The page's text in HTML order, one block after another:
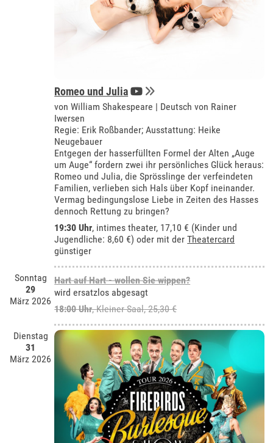
Romeo und Julia
von William Shakespeare | Deutsch von Rainer
Iwersen
Regie: Erik Roßbander; Ausstattung: Heike
Neugebauer
Entgegen der hasserfüllten Formel der Alten „Auge
um Auge“ fordern zwei ihr persönliches Glück heraus:
Romeo und Julia, die Sprösslinge der verfeindeten
Familien, verlieben sich Hals über Kopf ineinander.
Vermag bedingungslose Liebe in Zeiten des Hasses
dennoch Rettung zu bringen?
19:30 Uhr, intimes theater, 17,10 € (Kinder und
Jugendliche: 8,60 €) oder mit derTheatercard
günstiger
Sonntag
29
März 2026
Hart auf Hart - wollen Sie wippen?
wird ersatzlos abgesagt
18:00 Uhr,Kleiner Saal, 25,30 €
Dienstag
31
März 2026